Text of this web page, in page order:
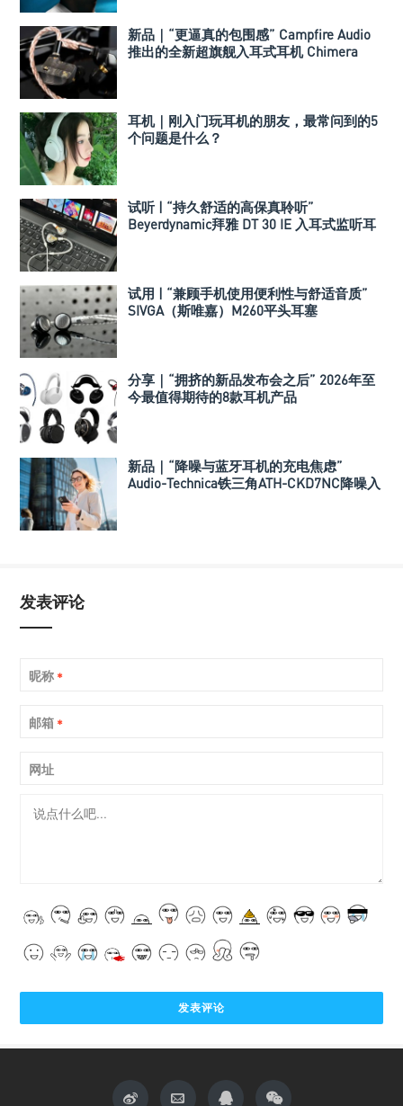
新品｜“更逼真的包围感” Campfire Audio
推出的全新超旗舰入耳式耳机 Chimera
耳机｜刚入门玩耳机的朋友，最常问到的5
个问题是什么？
试听 | “持久舒适的高保真聆听”
Beyerdynamic拜雅 DT 30 IE 入耳式监听耳
试用 | “兼顾手机使用便利性与舒适音质”
SIVGA（斯唯嘉）M260平头耳塞
分享｜“拥挤的新品发布会之后” 2026年至
今最值得期待的8款耳机产品
新品｜“降噪与蓝牙耳机的充电焦虑”
Audio-Technica铁三角ATH-CKD7NC降噪入
发表评论
昵称 *
邮箱 *
网址